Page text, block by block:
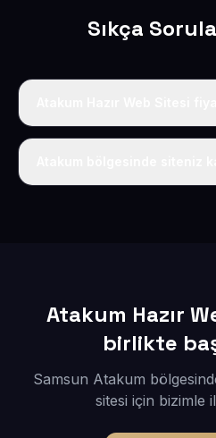
Sıkça
Tek fiyat uygulanır: yıllık 50
Atakum Hazır
birlikte
Samsun Atakum
sitesi için bizimle